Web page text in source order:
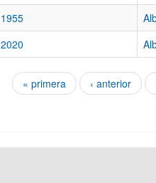
1955
2020
Páginas
« primera ‹ anterior